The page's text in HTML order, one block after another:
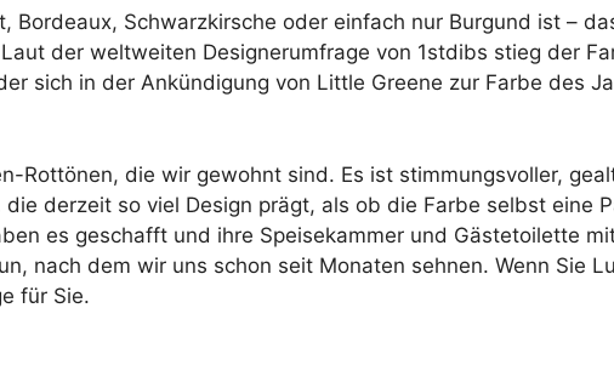
Bordeaux, Schwarzkirsche oder einfach nur Burgund ist –
der weltweiten Designerumfrage von 1stdibs stieg der
sich in der Ankündigung von Little Greene zur Farbe des
Rottönen, die wir gewohnt sind. Es ist stimmungsvoller,
derzeit so viel Design prägt, als ob die Farbe selbst eine
es geschafft und ihre Speisekammer und Gästetoilette
nach dem wir uns schon seit Monaten sehnen. Wenn Sie
für Sie.